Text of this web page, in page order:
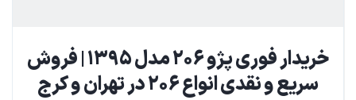
خریدار فوری پژو ۲۰۶ مدل ۱۳۹۵ | فروش
سریع و نقدی انواع ۲۰۶ در تهران و کرج